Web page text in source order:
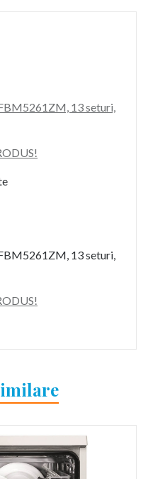
13 seturi,
13 seturi,